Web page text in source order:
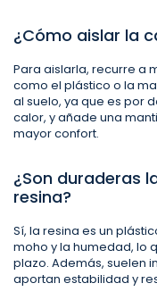
¿Cómo aislar la
Para aislarla, recurre a
como el plástico o la
al suelo, ya que es por
calor, y añade una
mayor confort.
¿Son duraderas
resina?
Sí, la resina es un
moho y la humedad, lo
plazo. Además, suelen
aportan estabilidad y